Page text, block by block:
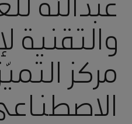
عبدالله
والتقنية
مركز